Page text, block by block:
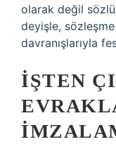
olarak değil
deyişle,
davranışlarıyla
İŞTEN